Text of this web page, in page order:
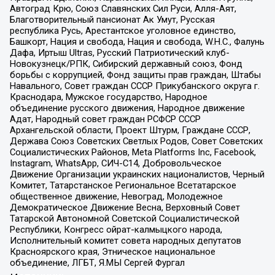
Автоград Крю, Союз Славянских Сил Руси, Алля-Аят,
Благотворительный пансионат Ак Умут, Русская
республика Русь, Арестантское уголовное единство,
Башкорт, Нация и свобода, Нация и свобода, W.H.С., Фалунь
Дафа, Иртыш Ultras, Русский Патриотический клуб-
Новокузнецк/РПК, Сибирский державный союз, Фонд
борьбы с коррупцией, Фонд защиты прав граждан, Штабы
Навального, Совет граждан СССР Прикубанского округа г.
Краснодара, Мужское государство, Народное
объединение русского движения, Народное движение
Адат, Народный совет граждан РСФСР СССР
Архангельской области, Проект Штурм, Граждане СССР,
Держава Союз Советских Светлых Родов, Совет Советских
Социалистических Районов, Meta Platforms Inc, Facebook,
Instagram, WhatsApp, СИЧ-С14, Добровольческое
Движение Организации украинских националистов, Черный
Комитет, Татарстанское Региональное Всетатарское
общественное движение, Невоград, Молодежное
Демократическое Движение Весна, Верховный Совет
Татарской Автономной Советской Социалистической
Республики, Конгресс ойрат-калмыцкого народа,
Исполнительный комитет совета народных депутатов
Красноярского края, Этническое национальное
объединение, ЛГБТ, Я.МЫ Сергей Фургал